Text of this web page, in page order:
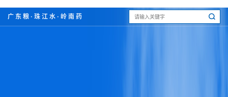
广东粮·珠江水·岭南药